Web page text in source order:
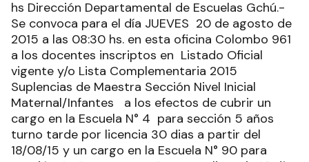
hs Dirección Departamental de Escuelas Gchú.-
Se convoca para el día JUEVES 20 de agosto de
2015 a las 08:30 hs. en esta oficina Colombo 961
a los docentes inscriptos en Listado Oficial
vigente y/o Lista Complementaria 2015
Suplencias de Maestra Sección Nivel Inicial
Maternal/Infantes a los efectos de cubrir un
cargo en la Escuela N° 4 para sección 5 años
turno tarde por licencia 30 dias a partir del
18/08/15 y un cargo en la Escuela N° 90 para